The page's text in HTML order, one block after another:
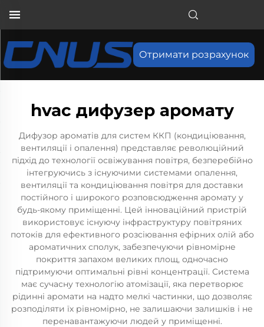
Отримати розрахунок
hvac дифузер аромату
Дифузор ароматів для систем ККП (кондиціювання,
вентиляції і опалення) представляє революційний
підхід до технології освіжування повітря, безперебійно
інтегруючись з існуючими системами опалення,
вентиляції та кондиціювання повітря для доставки
постійного і широкого розповсюдження аромату у
будь-якому приміщенні. Цей інноваційний пристрій
використовує існуючу інфраструктуру повітряних
потоків для ефективного розсіювання ефірних олій або
ароматичних сполук, забезпечуючи рівномірне
покриття запахом великих площ, одночасно
підтримуючи оптимальні рівні концентрації. Система
має сучасну технологію атомізації, яка перетворює
рідинні аромати на надто мелкі частинки, що дозволяє
розподіляти їх рівномірно, не залишаючи залишків і не
перенавантажуючи людей у приміщенні.